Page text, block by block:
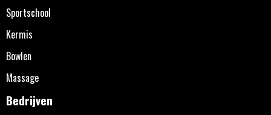
Sportschool
Kermis
Bowlen
Massage
Bedrijven